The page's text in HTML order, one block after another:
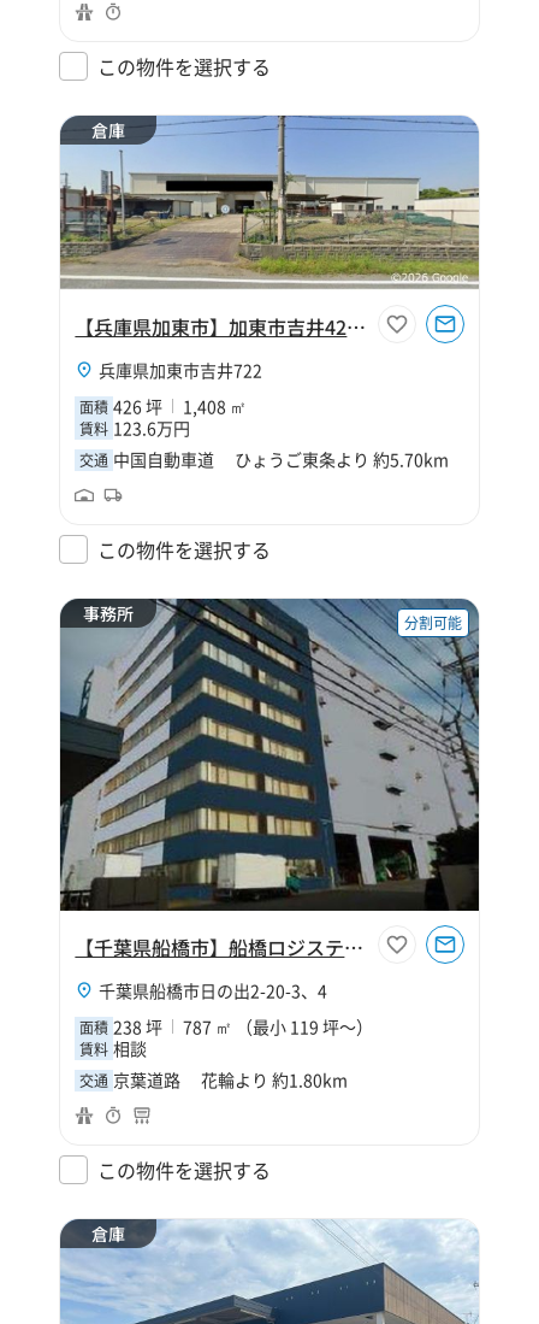
この物件を選択する
倉庫
【兵庫県加東市】加東市吉井426坪倉庫
兵庫県加東市吉井722
面積 426 坪 1,408 ㎡
賃料 123.6万円
交通 中国自動車道 ひょうご東条より 約5.70km
この物件を選択する
事務所 分割可能
【千葉県船橋市】船橋ロジスティクス事務所区画
千葉県船橋市日の出2-20-3、4
面積 238 坪 787 ㎡ （最小 119 坪～）
賃料 相談
交通 京葉道路 花輪より 約1.80km
この物件を選択する
倉庫